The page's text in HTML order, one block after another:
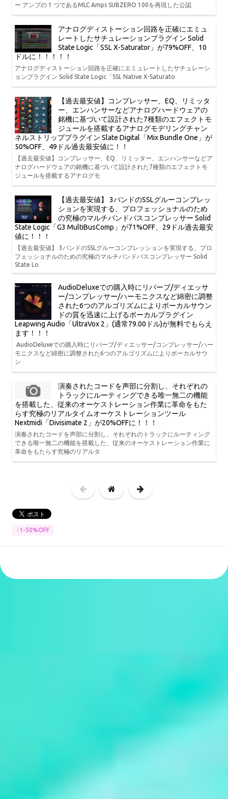
ー アンプの 1 つであるMLC Amps SUBZERO 100を再現した公認
アナログディストーション回路を正確にエミュ
レートしたサチュレーションプラグイン Solid
State Logic「SSL X-Saturator」が79%OFF、10
ドルに！！！！！
アナログディストーション回路を正確にエミュレートしたサチュレーシ
ョンプラグイン Solid State Logic「SSL Native X-Saturato
【過去最安値】コンプレッサー、EQ、リミッタ
ー、エンハンサーなどアナログハードウェアの
銘機に基づいて設計された7種類のエフェクトモ
ジュールを搭載するアナログモデリングチャン
ネルストリッププラグイン Slate Digital「Mix Bundle One」が
50%OFF、49ドル過去最安値に！！
【過去最安値】コンプレッサー、EQ、リミッター、エンハンサーなどア
ナログハードウェアの銘機に基づいて設計された7種類のエフェクトモ
ジュールを搭載するアナログモ
【過去最安値】 3バンドのSSLグルーコンプレッ
ションを実現する、プロフェッショナルのため
の究極のマルチバンドバスコンプレッサー Solid
State Logic「G3 MultiBusComp」が71%OFF、29ドル過去最安
値に！！！
【過去最安値】 3バンドのSSLグルーコンプレッションを実現する、プロ
フェッショナルのための究極のマルチバンドバスコンプレッサー Solid
State Lo
AudioDeluxeでの購入時にリバーブ/ディエッサ
ー/コンプレッサー/ハーモニクスなど綿密に調整
された6つのアルゴリズムによりボーカルサウン
ドの質を迅速に上げるボーカルプラグイン
Leapwing Audio「UltraVox 2」(通常79.00ドル)が無料でもらえ
ます！！！
AudioDeluxeでの購入時にリバーブ/ディエッサー/コンプレッサー/ハー
モニクスなど綿密に調整された6つのアルゴリズムによりボーカルサウ
ン
演奏されたコードを声部に分割し、それぞれの
トラックにルーティングできる唯一無二の機能
を搭載した、従来のオーケストレーション作業に革命をもた
らす究極のリアルタイムオーケストレーションツール
Nextmidi「Divisimate 2」が20%OFFに！！！
演奏されたコードを声部に分割し、それぞれのトラックにルーティング
できる唯一無二の機能を搭載した、従来のオーケストレーション作業に
革命をもたらす究極のリアルタ
↑1-50%OFF